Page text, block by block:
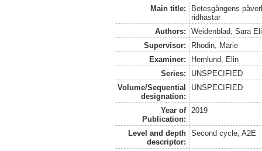
Main title:
Betesgångens
ridhästar
Authors:
Weidenblad, Sara
Supervisor:
Rhodin, Marie
Examiner:
Hernlund, Elin
Series:
UNSPECIFIED
Volume/Sequential
designation:
UNSPECIFIED
Year of
Publication:
2019
Level and depth
descriptor:
Second cycle, A2E